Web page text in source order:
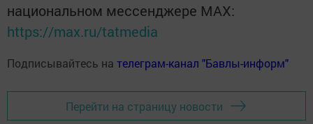
национальном мессенджере MАХ:
https://max.ru/tatmedia
Подписывайтесь на телеграм-канал "Бавлы-информ"
Перейти на страницу новости